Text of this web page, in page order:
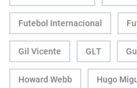
Futebol Internacional
Gil Vicente GLT
Howard Webb Hugo